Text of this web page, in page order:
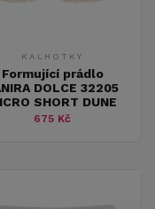
KALHOTKY
Formující prádlo
DOLCE 32205
SHORT DUNE
675 Kč